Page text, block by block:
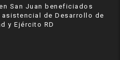
San Juan beneficiados
de Desarrollo de
y Ejército RD